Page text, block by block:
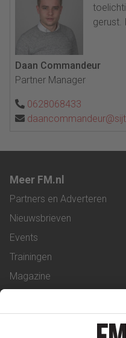
gerust.
Daan Commandeur
Partner Manager
0628068433
Meer FM.nl
Partners en Adverteren
Nieuwsbrieven
Events
Trainingen
Magazine
Service & Contact